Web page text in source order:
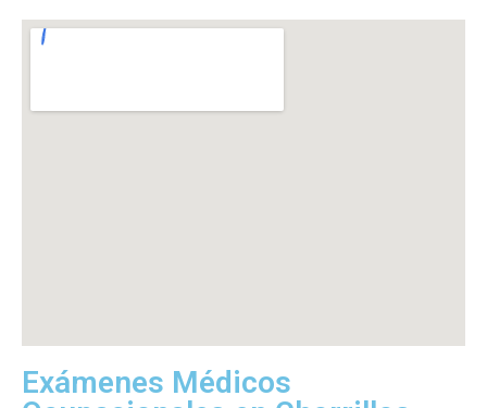
Exámenes Médicos